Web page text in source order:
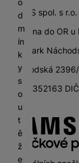
d
m
ín
k
y
s
o
u
t
ě
ž
e
SETOS spol. s r.o.
zapsána do OR
City Park
Náchodská
IČ: 46352163